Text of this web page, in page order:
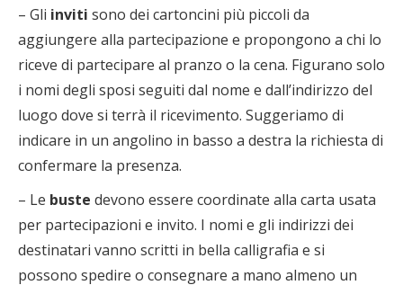
– Gli inviti sono dei cartoncini più piccoli da
aggiungere alla partecipazione e propongono a chi lo
riceve di partecipare al pranzo o la cena. Figurano solo
i nomi degli sposi seguiti dal nome e dall’indirizzo del
luogo dove si terrà il ricevimento. Suggeriamo di
indicare in un angolino in basso a destra la richiesta di
confermare la presenza.
– Le buste devono essere coordinate alla carta usata
per partecipazioni e invito. I nomi e gli indirizzi dei
destinatari vanno scritti in bella calligrafia e si
possono spedire o consegnare a mano almeno un